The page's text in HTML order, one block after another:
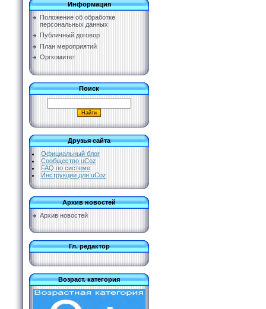
Информация
Положение об обработке
персональных данных
Публичный договор
План мероприятий
Оргкомитет
Поиск
Друзья сайта
Официальный блог
Сообщество uCoz
FAQ по системе
Инструкции для uCoz
Архив новостей
Архив новостей
Гл. редактор
Возраст. категория